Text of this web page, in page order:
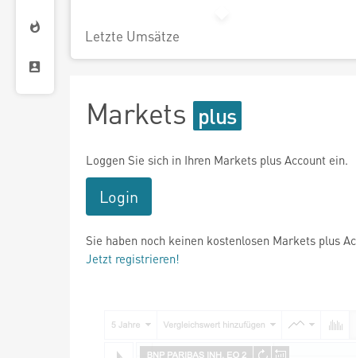
Letzte Umsätze
Markets
Loggen Sie sich in Ihren Markets plus Account ein.
Login
Sie haben noch keinen kostenlosen Markets plus
Jetzt registrieren!